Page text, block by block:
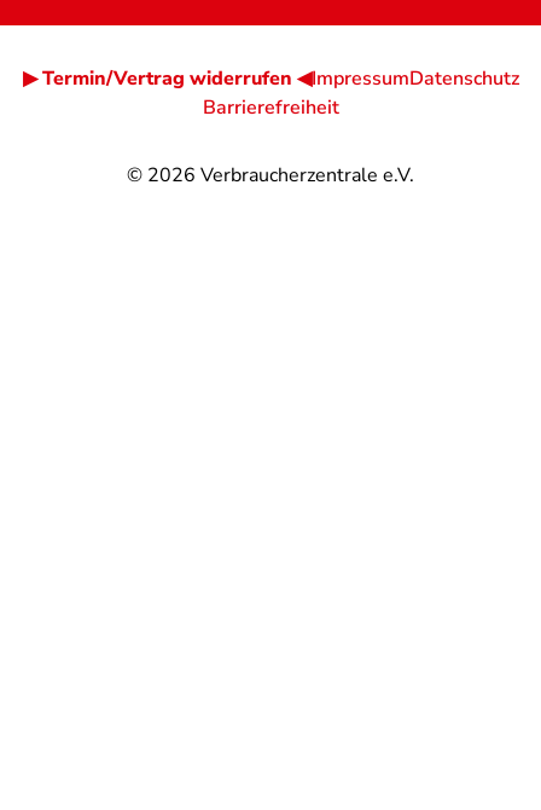
© 2026 Verbraucherzentrale e.V.
▶ Termin/Vertrag widerrufen ◀ImpressumDatenschutz
Barrierefreiheit